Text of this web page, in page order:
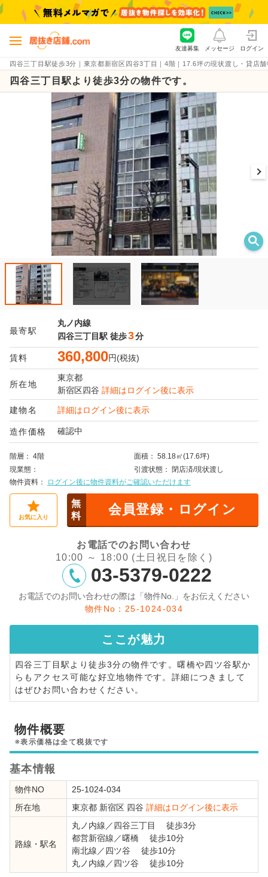
四谷三丁目駅徒歩3分｜東京都新宿区四谷3丁目｜4階｜17.6坪の現状渡し・貸店
友達募集 メッセージ ログイン
四谷三丁目駅より徒歩3分の物件です。
最寄駅
丸ノ内線
四谷三丁目駅 徒歩3分
賃料 360,800円(税抜)
所在地
東京都
新宿区四谷 詳細はログイン後に表示
建物名 詳細はログイン後に表示
造作価格 確認中
階層 4階 面積
58.18㎡(17.6坪)
現業態
引渡状態
閉店済/現状渡し
物件資料
ログイン後に物件資料がご確認いただけます
お気に入り
無
料
会員登録・ログイン
お電話でのお問い合わせ
10:00 ～ 18:00 (土日祝日を除く)
03-5379-0222
お電話でのお問い合わせの際は「物件No.」をお伝えください
物件No：25-1024-034
ここが魅力
四谷三丁目駅より徒歩3分の物件です。曙橋や四ツ谷駅か
らもアクセス可能な好立地物件です。詳細につきまして
はぜひお問い合わせください。
物件概要
※表示価格は全て税抜です
基本情報
物件NO
25-1024-034
所在地
東京都 新宿区 四谷 詳細はログイン後に表示
路線・駅名
丸ノ内線 ／四谷三丁目
徒歩3分
都営新宿線 ／曙橋 徒歩10分
南北線 ／四ツ谷 徒歩10分
丸ノ内線 ／四ツ谷 徒歩10分